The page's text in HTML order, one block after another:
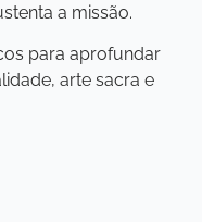
a missão.
para aprofundar
arte sacra e